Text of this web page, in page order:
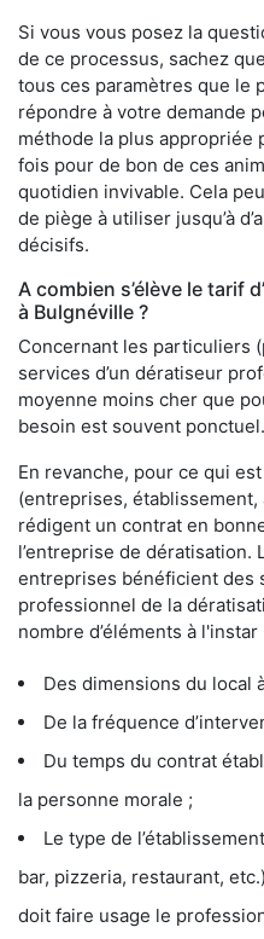
Si vous vous posez la
de ce processus, sachez
tous ces paramètres que le
répondre à votre demande
méthode la plus appropriée
fois pour de bon de ces
quotidien invivable. Cela
de piège à utiliser jusqu’à
décisifs.
A combien s’élève le tarif
à Bulgnéville ?
Concernant les particuliers
services d’un dératiseur
moyenne moins cher que
besoin est souvent ponctuel.
En revanche, pour ce qui
(entreprises,
rédigent un contrat en
l’entreprise de dératisation.
entreprises bénéficient des
professionnel de la
nombre d’éléments à l'instar
Des dimensions du local
De la fréquence
Du temps du contrat
la personne morale ;
Le type de
bar, pizzeria, restaurant,
doit faire usage le